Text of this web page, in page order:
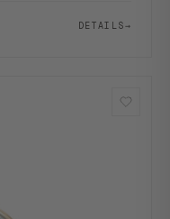
DETAILS→